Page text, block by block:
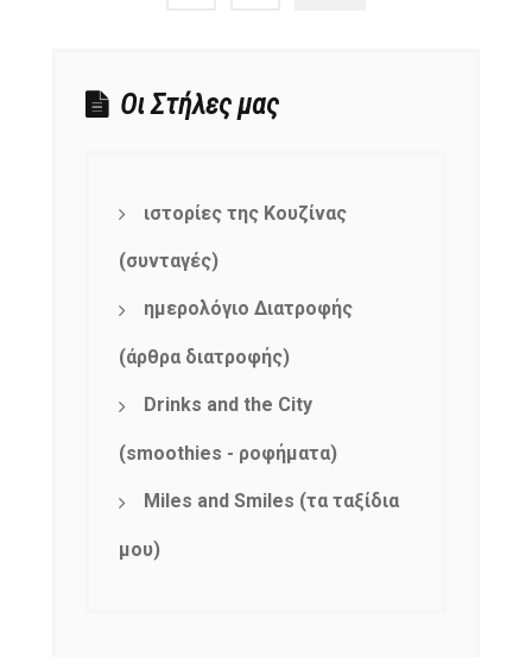
Οι Στήλες μας
ιστορίες της Κουζίνας
(συνταγές)
ημερολόγιο Διατροφής
(άρθρα διατροφής)
Drinks and the City
(smoothies - ροφήματα)
Miles and Smiles (τα ταξίδια
μου)